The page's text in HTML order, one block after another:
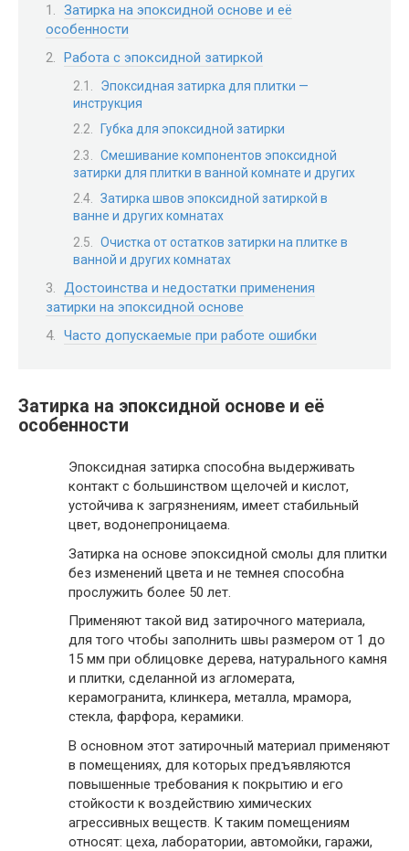
Затирка на эпоксидной основе и её
особенности
Работа с эпоксидной затиркой
Эпоксидная затирка для плитки —
инструкция
Губка для эпоксидной затирки
Смешивание компонентов эпоксидной
затирки для плитки в ванной комнате и других
Затирка швов эпоксидной затиркой в
ванне и других комнатах
Очистка от остатков затирки на плитке в
ванной и других комнатах
Достоинства и недостатки применения
затирки на эпоксидной основе
Часто допускаемые при работе ошибки
Затирка на эпоксидной основе и её
особенности
Эпоксидная затирка способна выдерживать
контакт с большинством щелочей и кислот,
устойчива к загрязнениям, имеет стабильный
цвет, водонепроницаема.
Затирка на основе эпоксидной смолы для плитки
без изменений цвета и не темнея способна
прослужить более 50 лет.
Применяют такой вид затирочного материала,
для того чтобы заполнить швы размером от 1 до
15 мм при облицовке дерева, натурального камня
и плитки, сделанной из агломерата,
керамогранита, клинкера, металла, мрамора,
стекла, фарфора, керамики.
В основном этот затирочный материал применяют
в помещениях, для которых предъявляются
повышенные требования к покрытию и его
стойкости к воздействию химических
агрессивных веществ. К таким помещениям
относят: цеха, лаборатории, автомойки, гаражи,